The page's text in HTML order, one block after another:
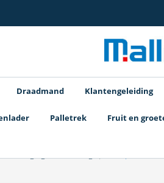
Draadmand Klantengeleiding
Palletrek Fruit en